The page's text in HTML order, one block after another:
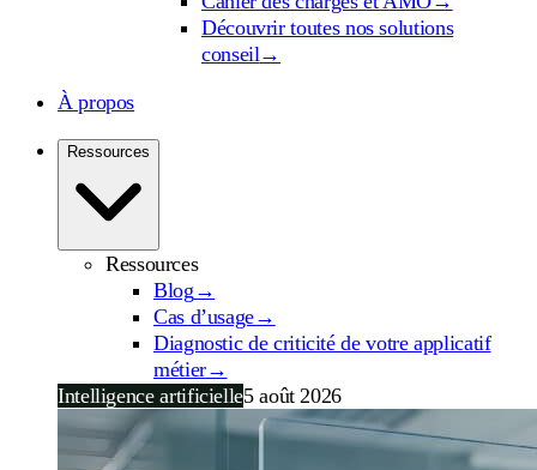
Découvrir toutes nos solutions
conseil→
À propos
Ressources
Ressources
Blog →
Cas d’usage→
Diagnostic de criticité de votre applicatif
métier→
Intelligence artificielle5 août 2026